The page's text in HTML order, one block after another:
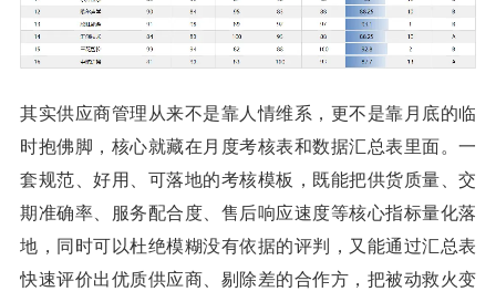
其实供应商管理从来不是靠人情维系，更不是靠月底的临
时抱佛脚，核心就藏在月度考核表和数据汇总表里面。一
套规范、好用、可落地的考核模板，既能把供货质量、交
期准确率、服务配合度、售后响应速度等核心指标量化落
地，同时可以杜绝模糊没有依据的评判，又能通过汇总表
快速评价出优质供应商、剔除差的合作方，把被动救火变